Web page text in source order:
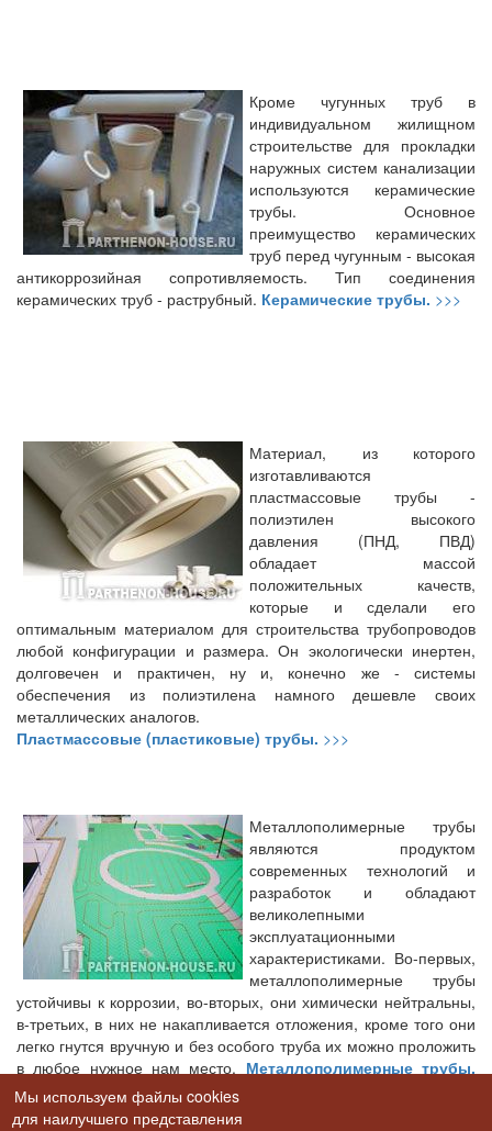
Кроме чугунных труб в
индивидуальном жилищном
строительстве для прокладки
наружных систем канализации
используются керамические
трубы. Основное
преимущество керамических
труб перед чугунным - высокая
антикоррозийная сопротивляемость. Тип соединения
керамических труб - раструбный. Керамические трубы. >>>
Материал, из которого
изготавливаются
пластмассовые трубы -
полиэтилен высокого
давления (ПНД, ПВД)
обладает массой
положительных качеств,
которые и сделали его
оптимальным материалом для строительства трубопроводов
любой конфигурации и размера. Он экологически инертен,
долговечен и практичен, ну и, конечно же - системы
обеспечения из полиэтилена намного дешевле своих
металлических аналогов.
Пластмассовые (пластиковые) трубы. >>>
Металлополимерные трубы
являются продуктом
современных технологий и
разработок и обладают
великолепными
эксплуатационными
характеристиками. Во-первых,
металлополимерные трубы
устойчивы к коррозии, во-вторых, они химически нейтральны,
в-третьих, в них не накапливается отложения, кроме того они
легко гнутся вручную и без особого труба их можно проложить
в любое нужное нам место. Металлополимерные трубы.
>>>
Мы используем файлы cookies
для наилучшего представления